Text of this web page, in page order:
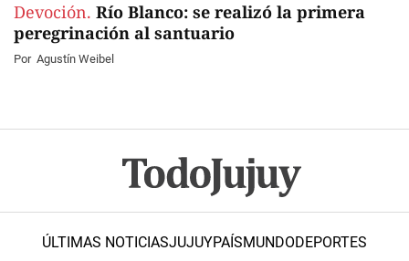
Devoción. Río Blanco: se realizó la primera
peregrinación al santuario
Por Agustín Weibel
ÚLTIMAS NOTICIASJUJUYPAÍSMUNDODEPORTES